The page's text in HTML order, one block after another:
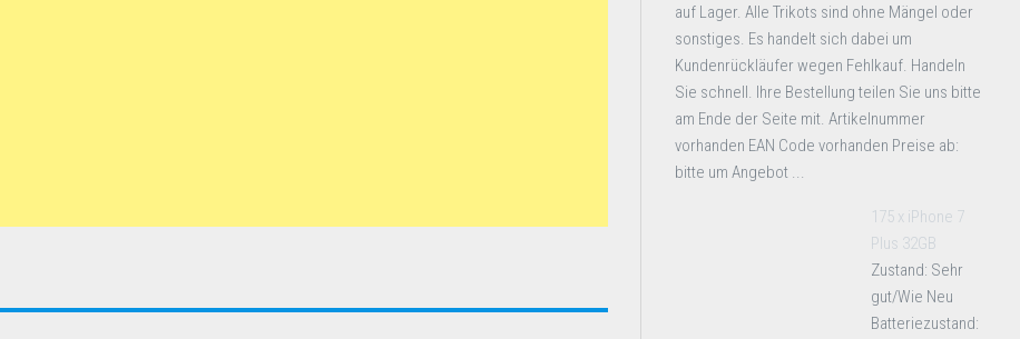
auf Lager. Alle Trikots sind ohne Mängel oder
sonstiges. Es handelt sich dabei um
Kundenrückläufer wegen Fehlkauf. Handeln
Sie schnell. Ihre Bestellung teilen Sie uns bitte
am Ende der Seite mit. Artikelnummer
vorhanden EAN Code vorhanden Preise ab:
bitte um Angebot ...
175 x iPhone 7
Plus 32GB
Zustand: Sehr
gut/Wie Neu
Batteriezustand: